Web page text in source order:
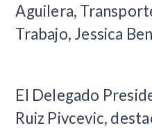
Aguilera,
Trabajo, Jessica
El Delegado
Ruiz Pivcevic,